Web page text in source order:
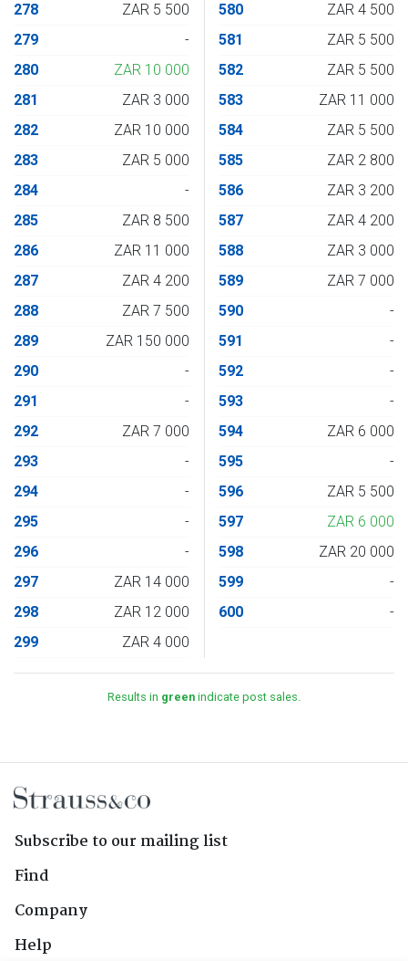
278
ZAR 5 500
279
-
280
ZAR 10 000
281
ZAR 3 000
282
ZAR 10 000
283
ZAR 5 000
284
-
285
ZAR 8 500
286
ZAR 11 000
287
ZAR 4 200
288
ZAR 7 500
289
ZAR 150 000
290
-
291
-
292
ZAR 7 000
293
-
294
-
295
-
296
-
297
ZAR 14 000
298
ZAR 12 000
299
ZAR 4 000
580
ZAR 4 500
581
ZAR 5 500
582
ZAR 5 500
583
ZAR 11 000
584
ZAR 5 500
585
ZAR 2 800
586
ZAR 3 200
587
ZAR 4 200
588
ZAR 3 000
589
ZAR 7 000
590
-
591
-
592
-
593
-
594
ZAR 6 000
595
-
596
ZAR 5 500
597
ZAR 6 000
598
ZAR 20 000
599
-
600
-
Results in green indicate post sales.
Subscribe to our mailing list
Find
Company
Help